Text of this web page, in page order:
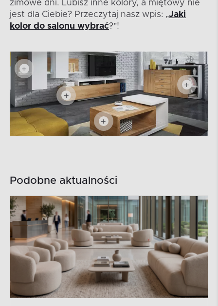
zimowe dni. Lubisz inne kolory, a miętowy nie
jest dla Ciebie? Przeczytaj nasz wpis: „Jaki
kolor do salonu wybrać?"!
Podobne aktualności